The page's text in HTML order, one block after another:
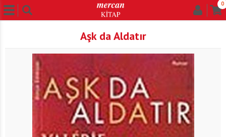
0
Aşk da Aldatır